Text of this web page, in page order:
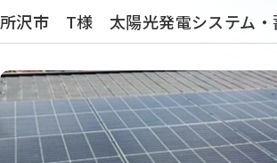
所沢市 T様 太陽光発電システム・